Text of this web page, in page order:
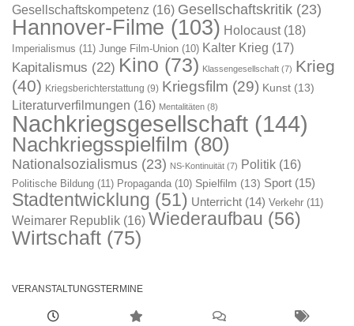
Gesellschaftskompetenz (16) Gesellschaftskritik (23)
Hannover-Filme (103) Holocaust(18)
Imperialismus (11) Junge Film-Union (10) Kalter Krieg (17)
Kapitalismus (22) Kino (73) Klassengesellschaft (7) Krieg
(40) Kriegsberichterstattung (9) Kriegsfilm (29) Kunst (13)
Literaturverfilmungen (16) Mentalitäten (8)
Nachkriegsgesellschaft (144)
Nachkriegsspielfilm (80)
Nationalsozialismus (23) NS-Kontinuität (7) Politik (16)
Politische Bildung (11) Propaganda (10) Spielfilm (13) Sport (15)
Stadtentwicklung (51) Unterricht (14) Verkehr (11)
Weimarer Republik (16) Wiederaufbau (56)
Wirtschaft (75)
VERANSTALTUNGSTERMINE